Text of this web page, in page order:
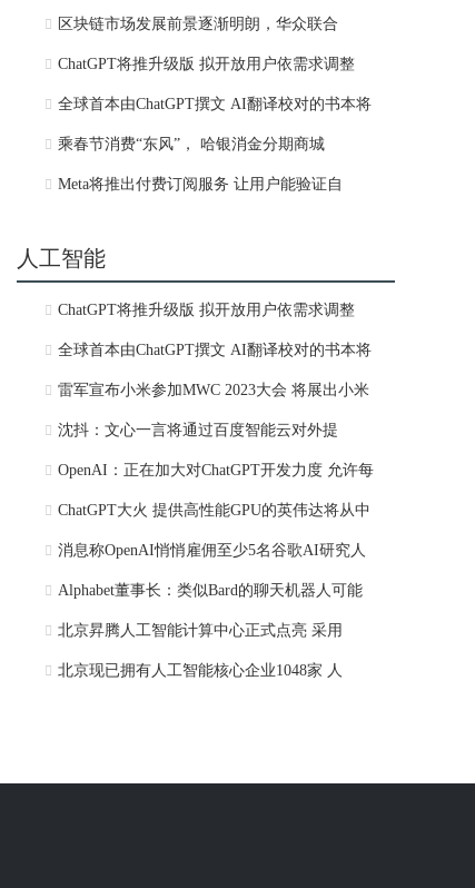
区块链市场发展前景逐渐明朗，华众联合
ChatGPT将推升级版 拟开放用户依需求调整
全球首本由ChatGPT撰文 AI翻译校对的书本将
乘春节消费“东风”， 哈银消金分期商城
Meta将推出付费订阅服务 让用户能验证自
人工智能
ChatGPT将推升级版 拟开放用户依需求调整
全球首本由ChatGPT撰文 AI翻译校对的书本将
雷军宣布小米参加MWC 2023大会 将展出小米
沈抖：文心一言将通过百度智能云对外提
OpenAI：正在加大对ChatGPT开发力度 允许每
ChatGPT大火 提供高性能GPU的英伟达将从中
消息称OpenAI悄悄雇佣至少5名谷歌AI研究人
Alphabet董事长：类似Bard的聊天机器人可能
北京昇腾人工智能计算中心正式点亮 采用
北京现已拥有人工智能核心企业1048家 人